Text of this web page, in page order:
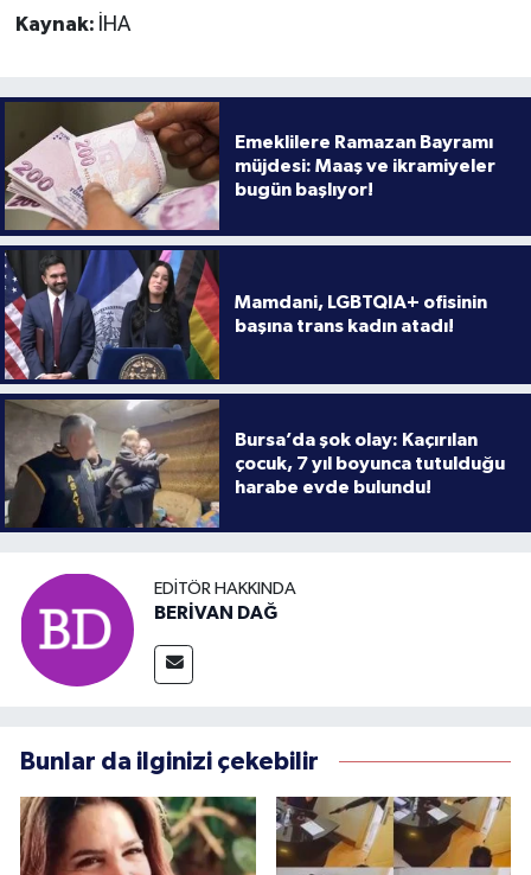
Kaynak: İHA
Emeklilere Ramazan Bayramı
müjdesi: Maaş ve ikramiyeler
bugün başlıyor!
Mamdani, LGBTQIA+ ofisinin
başına trans kadın atadı!
Bursa’da şok olay: Kaçırılan
çocuk, 7 yıl boyunca tutulduğu
harabe evde bulundu!
EDITÖR HAKKINDA
BERİVAN DAĞ
Bunlar da ilginizi çekebilir